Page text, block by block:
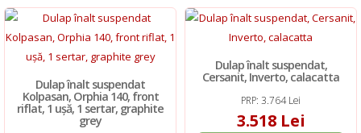
Dulap înalt suspendat
Kolpasan, Orphia 140, front
riflat, 1 ușă, 1 sertar, graphite
grey
Dulap înalt suspendat,
Cersanit, Inverto, calacatta
PRP: 3.764 Lei
3.518 Lei